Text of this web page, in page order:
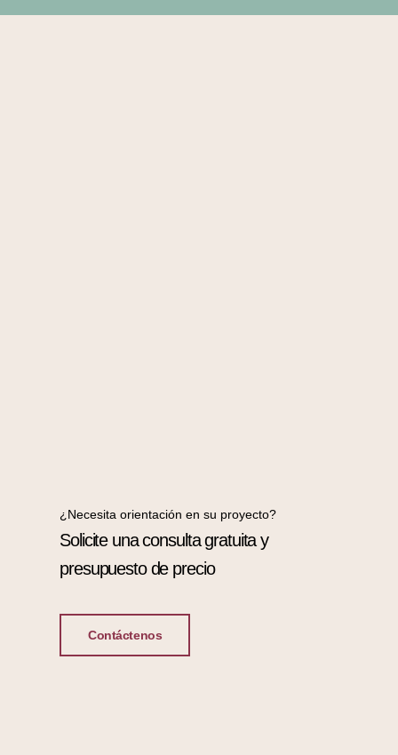
¿Necesita orientación en su proyecto?
Solicite una consulta gratuita y
presupuesto de precio
Contáctenos